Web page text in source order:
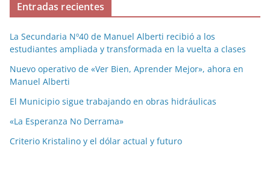
Entradas recientes
La Secundaria Nº40 de Manuel Alberti recibió a los
estudiantes ampliada y transformada en la vuelta a clases
Nuevo operativo de «Ver Bien, Aprender Mejor», ahora en
Manuel Alberti
El Municipio sigue trabajando en obras hidráulicas
«La Esperanza No Derrama»
Criterio Kristalino y el dólar actual y futuro